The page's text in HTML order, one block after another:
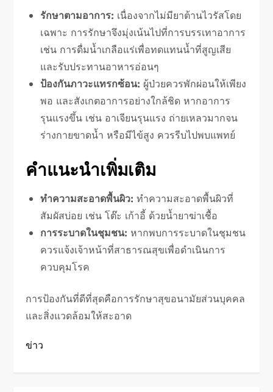
รักษาตามอาการ: เนื่องจากไม่มียาต้านไวรัสโดย
เฉพาะ การรักษาจึงมุ่งเน้นไปที่การบรรเทาอาการ
เช่น การดื่มน้ำเกลือแร่เพื่อทดแทนน้ำที่สูญเสีย
และรับประทานอาหารอ่อนๆ
ป้องกันภาวะแทรกซ้อน: ผู้ป่วยควรพักผ่อนให้เพียง
พอ และสังเกตอาการอย่างใกล้ชิด หากอาการ
รุนแรงขึ้น เช่น อาเจียนรุนแรง ถ่ายเหลวมากจน
ร่างกายขาดน้ำ หรือมีไข้สูง ควรรีบไปพบแพทย์
คำแนะนำเพิ่มเติม
ทำความสะอาดพื้นผิว: ทำความสะอาดพื้นผิวที่
สัมผัสบ่อย เช่น โต๊ะ เก้าอี้ ด้วยน้ำยาฆ่าเชื้อ
การระบาดในชุมชน: หากพบการระบาดในชุมชน
ควรแจ้งเจ้าหน้าที่สาธารณสุขเพื่อดำเนินการ
ควบคุมโรค
การป้องกันที่ดีที่สุดคือการรักษาสุขอนามัยส่วนบุคคล
และสิ่งแวดล้อมให้สะอาด
ข่าว